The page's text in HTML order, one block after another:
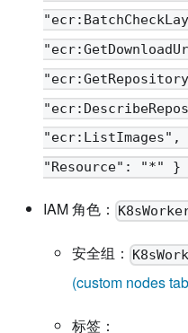
"ecr:ListImages",
"Resource": "*"
IAM 角色：
安全组：
(custom nodes
标签：